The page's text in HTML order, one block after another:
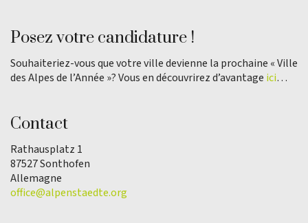
Posez votre candidature !
Souhaiteriez-vous que votre ville devienne la prochaine « Ville
des Alpes de l’Année »? Vous en découvrirez d’avantage ici…
Contact
Rathausplatz 1
87527 Sonthofen
Allemagne
office@alpenstaedte.org